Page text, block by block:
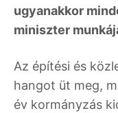
ugyanakkor
miniszter
Az építési és
hangot üt meg,
év kormányzás